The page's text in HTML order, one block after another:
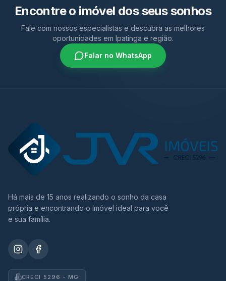
Encontre o imóvel dos seus sonhos
Fale com nossos especialistas e descubra as melhores
oportunidades em Ipatinga e região.
Falar no WhatsApp
Há mais de 15 anos realizando o sonho da casa
própria e encontrando o imóvel ideal para você
e sua família.
CRECI 5296 - MG